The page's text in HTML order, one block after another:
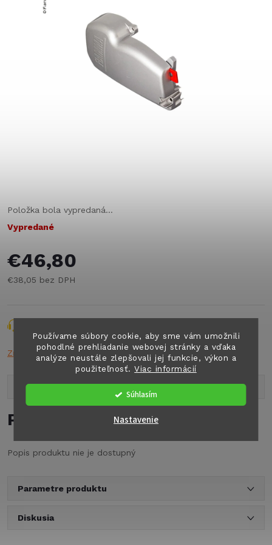
Používame súbory cookie, aby sme vám umožnili
pohodlné prehliadanie webovej stránky a vďaka
analýze neustále zlepšovali jej funkcie, výkon a
použiteľnosť.Viac informácií
Súhlasím
Nastavenie
Položka bola vypredaná…
Vypredané
€46,80
€38,05 bez DPH
Značka: FIAMM
Popis produktu
Podrobný popis
Popis produktu nie je dostupný
Parametre produktu
Diskusia